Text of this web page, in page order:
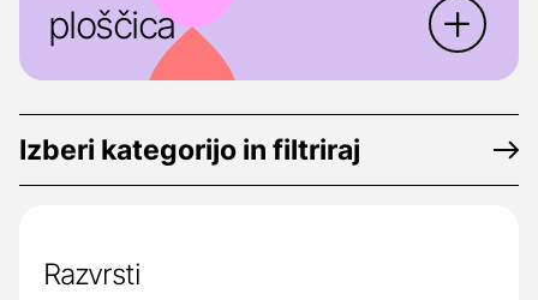
ploščica
Izberi kategorijo in filtriraj
Razvrsti